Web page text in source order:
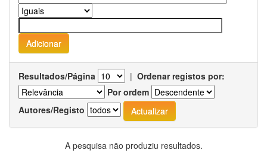
Resultados/Página | Ordenar registos por:
Por ordem
Autores/Registo
A pesquisa não produziu resultados.